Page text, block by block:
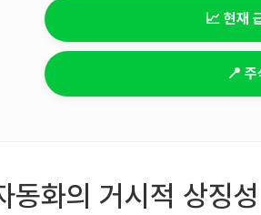
📈 현재
📍 주
동화의 거시적 상징성